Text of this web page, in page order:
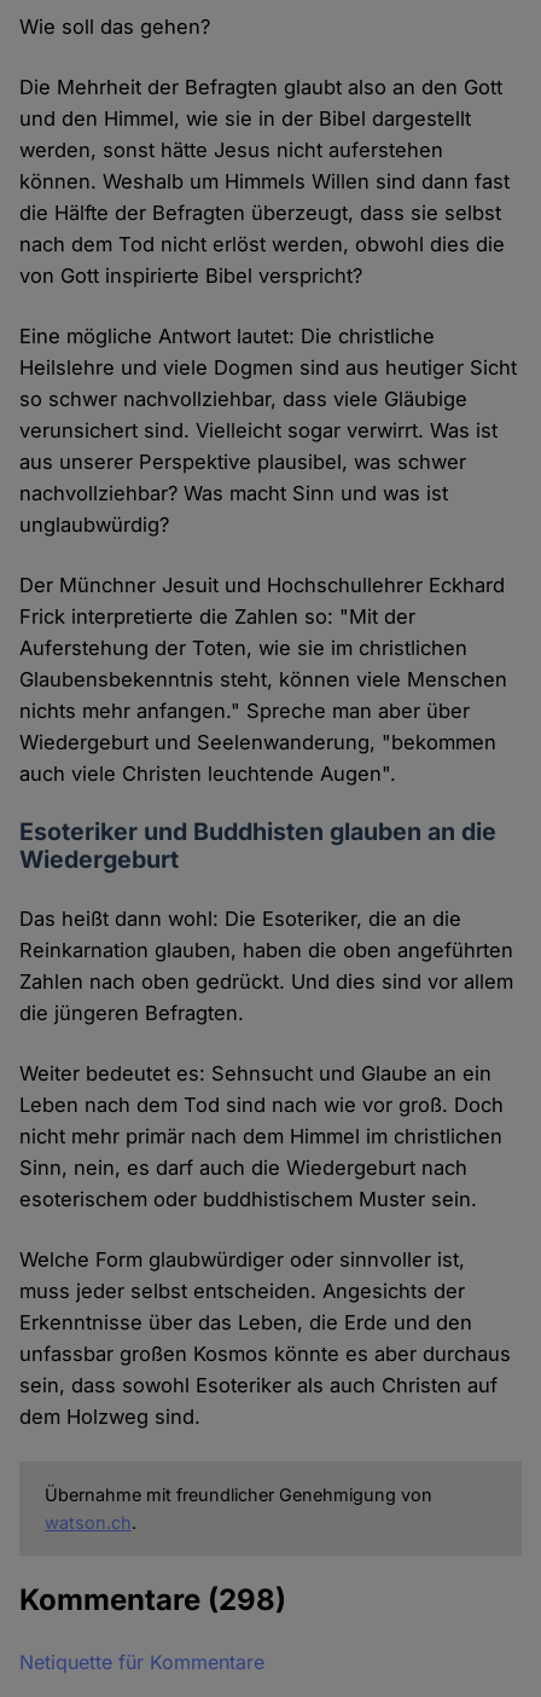
Wie soll das gehen?
Die Mehrheit der Befragten glaubt also an den Gott
und den Himmel, wie sie in der Bibel dargestellt
werden, sonst hätte Jesus nicht auferstehen
können. Weshalb um Himmels Willen sind dann fast
die Hälfte der Befragten überzeugt, dass sie selbst
nach dem Tod nicht erlöst werden, obwohl dies die
von Gott inspirierte Bibel verspricht?
Eine mögliche Antwort lautet: Die christliche
Heilslehre und viele Dogmen sind aus heutiger Sicht
so schwer nachvollziehbar, dass viele Gläubige
verunsichert sind. Vielleicht sogar verwirrt. Was ist
aus unserer Perspektive plausibel, was schwer
nachvollziehbar? Was macht Sinn und was ist
unglaubwürdig?
Der Münchner Jesuit und Hochschullehrer Eckhard
Frick interpretierte die Zahlen so: "Mit der
Auferstehung der Toten, wie sie im christlichen
Glaubensbekenntnis steht, können viele Menschen
nichts mehr anfangen." Spreche man aber über
Wiedergeburt und Seelenwanderung, "bekommen
auch viele Christen leuchtende Augen".
Esoteriker und Buddhisten glauben an die
Wiedergeburt
Das heißt dann wohl: Die Esoteriker, die an die
Reinkarnation glauben, haben die oben angeführten
Zahlen nach oben gedrückt. Und dies sind vor allem
die jüngeren Befragten.
Weiter bedeutet es: Sehnsucht und Glaube an ein
Leben nach dem Tod sind nach wie vor groß. Doch
nicht mehr primär nach dem Himmel im christlichen
Sinn, nein, es darf auch die Wiedergeburt nach
esoterischem oder buddhistischem Muster sein.
Welche Form glaubwürdiger oder sinnvoller ist,
muss jeder selbst entscheiden. Angesichts der
Erkenntnisse über das Leben, die Erde und den
unfassbar großen Kosmos könnte es aber durchaus
sein, dass sowohl Esoteriker als auch Christen auf
dem Holzweg sind.
Übernahme mit freundlicher Genehmigung von
watson.ch.
Kommentare (298)
Netiquette für Kommentare